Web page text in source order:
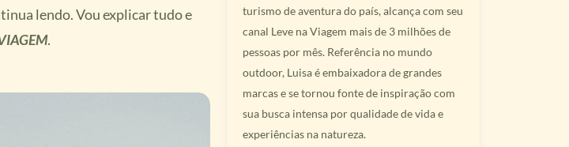
lendo. Vou explicar tudo e
.
turismo de aventura do país, alcança com seu
canal Leve na Viagem mais de 3 milhões de
pessoas por mês. Referência no mundo
outdoor, Luisa é embaixadora de grandes
marcas e se tornou fonte de inspiração com
sua busca intensa por qualidade de vida e
experiências na natureza.